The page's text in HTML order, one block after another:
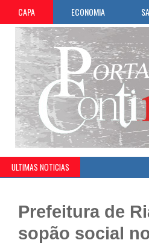
CAPA ECONOMIA
ULTIMAS NOTICIAS
Prefeitura de
sopão social